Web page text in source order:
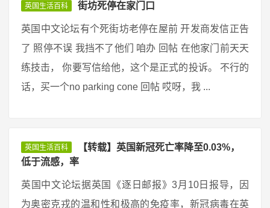
英国生活百科 街坊死停在家门口
英国中文论坛有个死街坊老停在屋前 开发商发信正告
了 照停不误 我挡不了他们 咱办 回帖 在他家门前天天
练技击， 你要写信给他，这个是正式的投诉。 不行的
话，买一个no parking cone 回帖 哎呀，我 ...
英国生活百科
【转载】英国新冠死亡率降至0.03%，
低于流感，率
英国中文论坛据英国《逐日邮报》3月10日报导，因
为奥密克戎的温和性和极高的免疫率，新冠病毒在英